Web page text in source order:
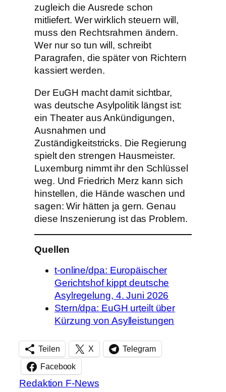
zugleich die Ausrede schon
mitliefert. Wer wirklich steuern will,
muss den Rechtsrahmen ändern.
Wer nur so tun will, schreibt
Paragrafen, die später von Richtern
kassiert werden.
Der EuGH macht damit sichtbar,
was deutsche Asylpolitik längst ist:
ein Theater aus Ankündigungen,
Ausnahmen und
Zuständigkeitstricks. Die Regierung
spielt den strengen Hausmeister.
Luxemburg nimmt ihr den Schlüssel
weg. Und Friedrich Merz kann sich
hinstellen, die Hände waschen und
sagen: Wir hätten ja gern. Genau
diese Inszenierung ist das Problem.
Quellen
t-online/dpa: Europäischer
Gerichtshof kippt deutsche
Asylregelung, 4. Juni 2026
Stern/dpa: EuGH urteilt über
Kürzung von Asylleistungen
Teilen X Telegram
Facebook
Redaktion F-News